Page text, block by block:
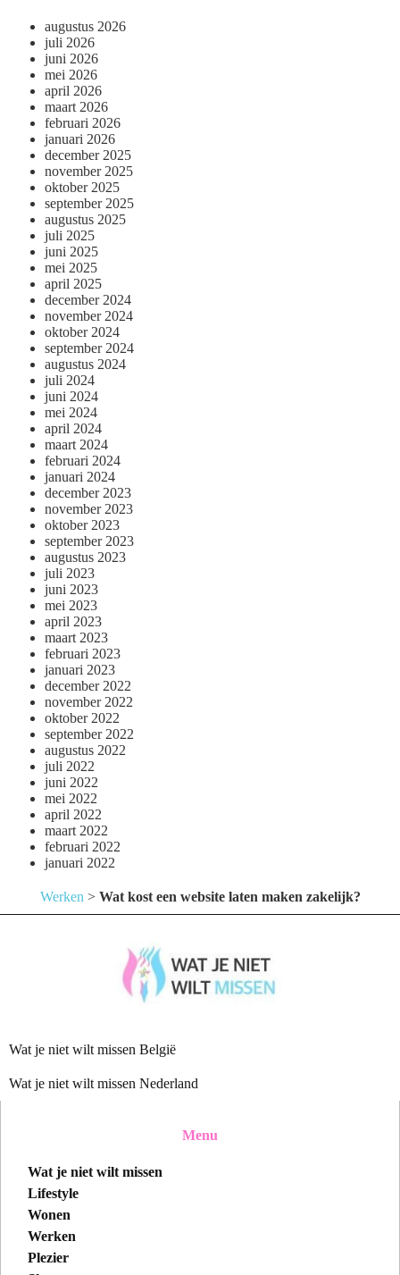
augustus 2026
juli 2026
juni 2026
mei 2026
april 2026
maart 2026
februari 2026
januari 2026
december 2025
november 2025
oktober 2025
september 2025
augustus 2025
juli 2025
juni 2025
mei 2025
april 2025
december 2024
november 2024
oktober 2024
september 2024
augustus 2024
juli 2024
juni 2024
mei 2024
april 2024
maart 2024
februari 2024
januari 2024
december 2023
november 2023
oktober 2023
september 2023
augustus 2023
juli 2023
juni 2023
mei 2023
april 2023
maart 2023
februari 2023
januari 2023
december 2022
november 2022
oktober 2022
september 2022
augustus 2022
juli 2022
juni 2022
mei 2022
april 2022
maart 2022
februari 2022
januari 2022
Werken > Wat kost een website laten maken zakelijk?
Wat je niet wilt missen België
Wat je niet wilt missen Nederland
Menu
Wat je niet wilt missen
Lifestyle
Wonen
Werken
Plezier